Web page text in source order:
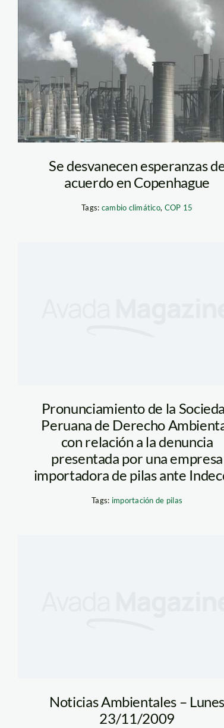
consumismo-
cambio-
Se desvanecen esperanzas
acuerdo en Copenhague
Tags: cambio climático, COP 15
Pronunciamiento de la
Peruana de Derecho
con relación a la denuncia
presentada por una empresa
importadora de pilas ante
Tags: importación de pilas
Noticias Ambientales – Lunes
23/11/2009